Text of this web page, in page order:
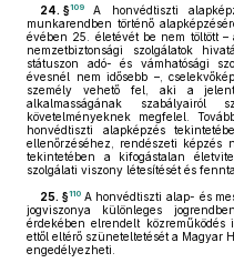
24. §109
A honvédtiszti
munkarendben történő
évében 25. életévét be nem töltött
nemzetbiztonsági szolgálatok
státuszon adó- és vámhatósági
évesnél nem idősebb –,
személy vehető fel, aki a
alkalmasságának szabályairól
követelményeknek megfelel.
honvédtiszti alapképzés
ellenőrzéséhez, rendészeti képzés
tekintetében a kifogástalan
szolgálati viszony létesítését és
25. §110 A honvédtiszti alap- és
jogviszonya különleges
érdekében elrendelt
ettől eltérő szüneteltetését a Magyar
engedélyezheti.